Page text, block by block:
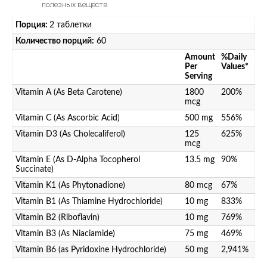
полезных веществ
Порция: 2 таблетки
Количество порций: 60
Amount
Per
Serving
%Daily
Values*
Vitamin A (As Beta Carotene)
1800
mcg
200%
Vitamin C (As Ascorbic Acid) 500 mg
556%
Vitamin D3 (As Cholecaliferol)
125
mcg
625%
Vitamin E (As D-Alpha Tocopherol
Succinate)
13.5 mg 90%
Vitamin K1 (As Phytonadione) 80 mcg
67%
Vitamin B1 (As Thiamine Hydrochloride)
10 mg
833%
Vitamin B2 (Riboflavin)
10 mg
769%
Vitamin B3 (As Niaciamide)
75 mg
469%
Vitamin B6 (as Pyridoxine Hydrochloride)
50 mg
2,941%